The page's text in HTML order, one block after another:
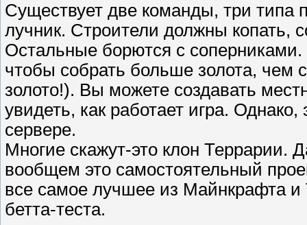
Существует две команды, три типа
лучник. Строители должны копать,
Остальные борются с
чтобы собрать больше золота, чем
золото!). Вы можете создавать
увидеть, как работает игра.
сервере.
Многие скажут-это клон Террарии.
вообщем это самостоятельный
все самое лучшее из Майнкрафта и
бетта-теста.